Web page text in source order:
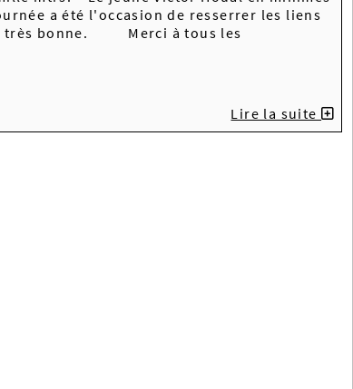
a été l'occasion de resserrer les liens
très bonne. Merci à tous les
Lire la suite